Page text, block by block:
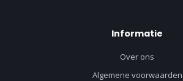
Informatie
Over ons
Algemene voorwaarden